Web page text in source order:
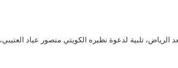
الرياض، تلبية لدعوة نظيره الكويتي منصور عياد